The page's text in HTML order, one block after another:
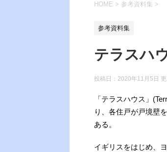
HOME > 参考資料集 >
参考資料集
テラスハ
投稿日：2020年11月5日 更
「テラスハウス」
り、各住戸が戸境壁
ある。
イギリスをはじめ、